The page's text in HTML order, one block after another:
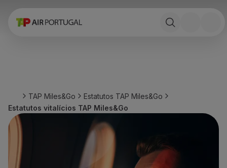
Reservar
Stopover
Informações de viagem
Bagagem
Necessidades especiais
Viajar com animais
Bebés e crianças
TAP Miles&Go
Estatutos TAP Miles&Go
Estatutos vitalícios TAP Miles&Go